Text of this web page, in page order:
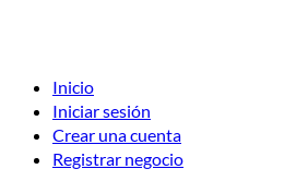
Inicio
Iniciar sesión
Crear una cuenta
Registrar negocio